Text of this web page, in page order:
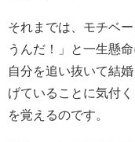
それまでは、モチベ
うんだ！」と一生懸
自分を追い抜いて結
げていることに気付
を覚えるのです。